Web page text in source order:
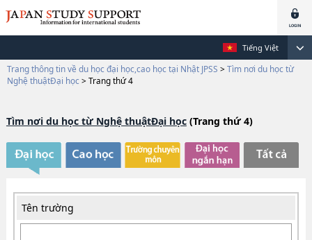
Tiếng Việt
Trang thông tin về du học đại học,cao học tại Nhật JPSS > Tìm nơi du học từ
Nghệ thuậtĐại học > Trang thứ 4
Tìm nơi du học từ Nghệ thuậtĐại học(Trang thứ 4)
Tên trường